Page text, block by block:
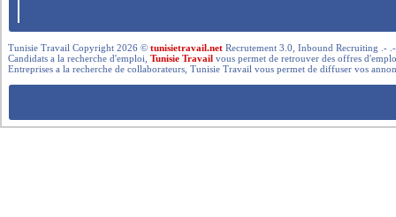
Tunisie Travail Copyright 2026 ©tunisietravail.net Recrutement 3.0, Inbound Recruiting .-
Candidats a la recherche d'emploi,Tunisie Travail vous permet de retrouver des offres
Entreprises a la recherche de collaborateurs, Tunisie Travail vous permet de diffuser vos